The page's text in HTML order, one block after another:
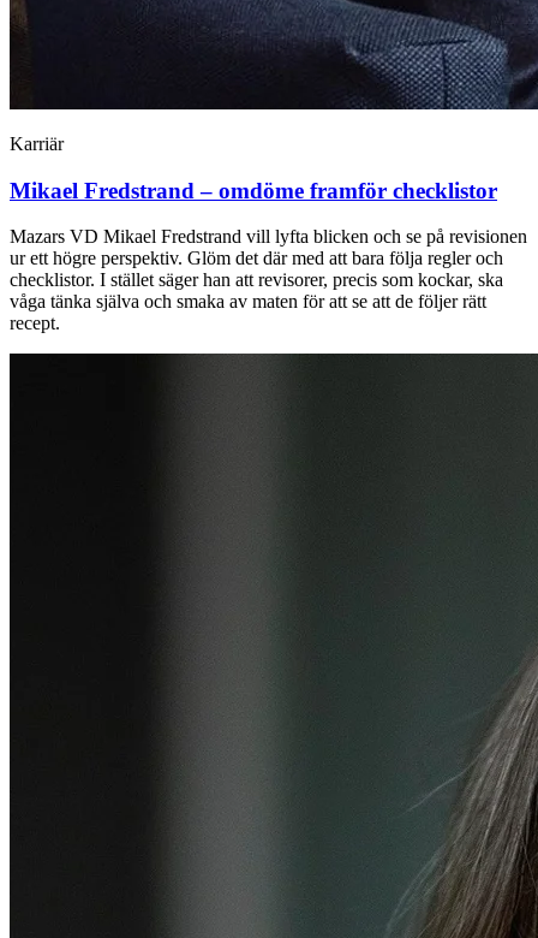
Karriär
Mikael Fredstrand – omdöme framför checklistor
Mazars VD Mikael Fredstrand vill lyfta blicken och se på revisionen
ur ett högre perspektiv. Glöm det där med att bara följa regler och
checklistor. I stället säger han att revisorer, precis som kockar, ska
våga tänka själva och smaka av maten för att se att de följer rätt
recept.